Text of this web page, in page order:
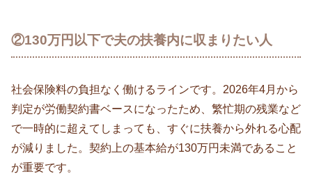
②130万円以下で夫の扶養内に収まりたい人
社会保険料の負担なく働けるラインです。2026年4月から
判定が労働契約書ベースになったため、繁忙期の残業など
で一時的に超えてしまっても、すぐに扶養から外れる心配
が減りました。契約上の基本給が130万円未満であること
が重要です。